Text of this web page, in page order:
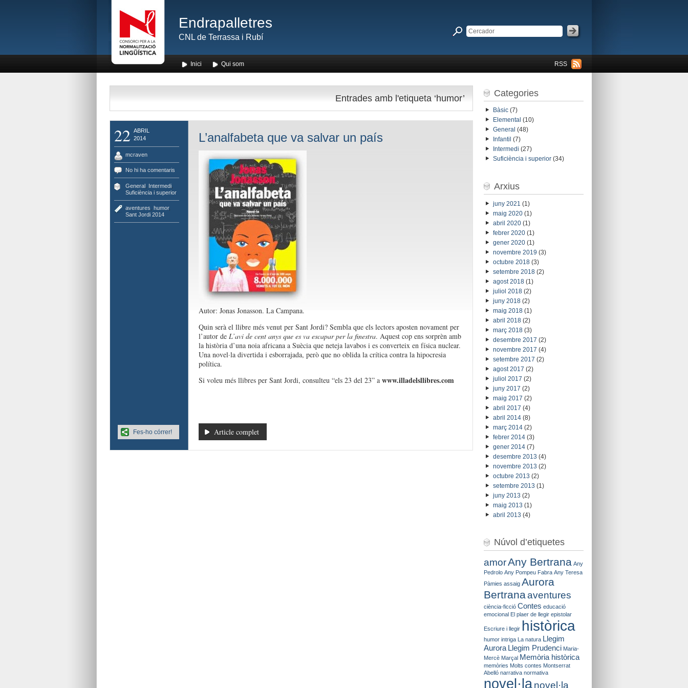
Endrapalletres
CNL de Terrassa i Rubí
RSS
Inici Qui som
Entrades amb l'etiqueta ‘humor’
22 ABRIL
2014
mcraven
No hi ha comentaris
General, Intermedi,
Suficiència i superior
aventures humor,
Sant Jordi 2014
L’analfabeta que va salvar un país
Autor: Jonas Jonasson. La Campana.
Quin serà el llibre més venut per Sant Jordi? Sembla que els lectors aposten novament per
l’autor de L’avi de cent anys que es va escapar per la finestra. Aquest cop ens sorprèn amb
la història d’una noia africana a Suècia que neteja lavabos i es converteix en física nuclear.
Una novel·la divertida i esborrajada, però que no oblida la crítica contra la hipocresia
política.
Si voleu més llibres per Sant Jordi, consulteu “els 23 del 23” a www.illadelsllibres.com
Article complet
Fes-ho córrer!
Categories
Bàsic(7)
Elemental (10)
General (48)
Infantil (7)
Intermedi (27)
Suficiència i superior(34)
Arxius
juny 2021 (1)
maig 2020(1)
abril 2020(1)
febrer 2020(1)
gener 2020(1)
novembre 2019 (3)
octubre 2018(3)
setembre 2018(2)
agost 2018(1)
juliol 2018(2)
juny 2018(2)
maig 2018(1)
abril 2018(2)
març 2018(3)
desembre 2017 (2)
novembre 2017 (4)
setembre 2017 (2)
agost 2017 (2)
juliol 2017 (2)
juny 2017 (2)
maig 2017 (2)
abril 2017 (4)
abril 2014(8)
març 2014(2)
febrer 2014(3)
gener 2014(7)
desembre 2013 (4)
novembre 2013 (2)
octubre 2013 (2)
setembre 2013 (1)
juny 2013 (2)
maig 2013 (1)
abril 2013 (4)
Núvol d’etiquetes
amorAny Bertrana Any
Pedrolo Any Pompeu Fabra Any Teresa
Pàmies assaig Aurora
Bertranaaventures
ciència-ficció Contes educació
emocional El plaer de llegir epistolar
Escriure i llegir històrica
humor intriga La natura Llegim
Aurora Llegim Prudenci Maria-
Mercè Marçal Memòria històrica
memòries Molts contes Montserrat
Abelló narrativa normativa
novel·la novel·la